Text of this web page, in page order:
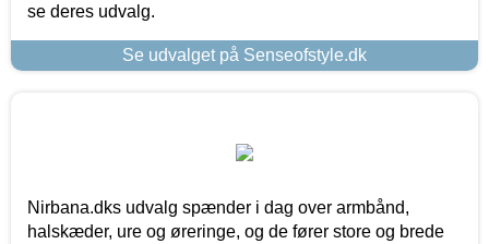
se deres udvalg.
Se udvalget på Senseofstyle.dk
Nirbana.dks udvalg spænder i dag over armbånd,
halskæder, ure og øreringe, og de fører store og brede